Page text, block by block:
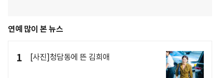
연예 많이 본 뉴스
1 [사진]청담동에 뜬 김희애